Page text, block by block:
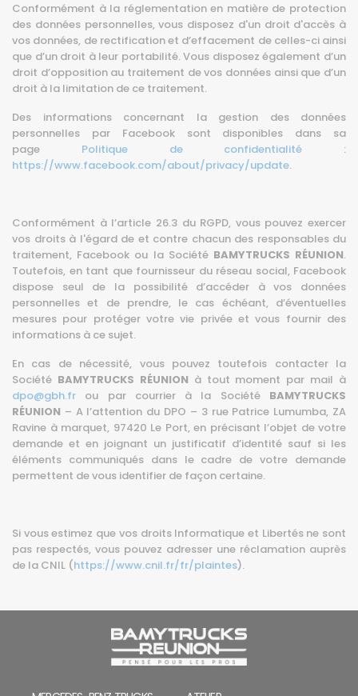
Conformément à la réglementation en matière de protection
des données personnelles, vous disposez d'un droit d'accès à
vos données, de rectification et d’effacement de celles-ci ainsi
que d’un droit à leur portabilité. Vous disposez également d’un
droit d’opposition au traitement de vos données ainsi que d’un
droit à la limitation de ce traitement.
Des informations concernant la gestion des données
personnelles par Facebook sont disponibles dans sa
page Politique de confidentialité :
https://www.facebook.com/about/privacy/update.
Conformément à l’article 26.3 du RGPD, vous pouvez exercer
vos droits à l'égard de et contre chacun des responsables du
traitement, Facebook ou la SociétéBAMYTRUCKS RÉUNION.
Toutefois, en tant que fournisseur du réseau social, Facebook
dispose seul de la possibilité d’accéder à vos données
personnelles et de prendre, le cas échéant, d’éventuelles
mesures pour protéger votre vie privée et vous fournir des
informations à ce sujet.
En cas de nécessité, vous pouvez toutefois contacter la
Société BAMYTRUCKS RÉUNION à tout moment par mail à
dpo@gbh.fr ou par courrier à la Société BAMYTRUCKS
RÉUNION – A l’attention du DPO – 3 rue Patrice Lumumba, ZA
Ravine à marquet, 97420 Le Port, en précisant l’objet de votre
demande et en joignant un justificatif d’identité sauf si les
éléments communiqués dans le cadre de votre demande
permettent de vous identifier de façon certaine.
Si vous estimez que vos droits Informatique et Libertés ne sont
pas respectés, vous pouvez adresser une réclamation auprès
de la CNIL (https://www.cnil.fr/fr/plaintes).